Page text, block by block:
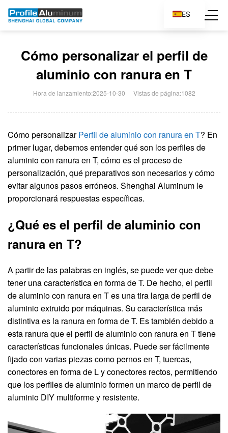
Cómo personalizar el perfil de
aluminio con ranura en T
Hora de lanzamiento:2025-10-30 Vistas de página:1082
Cómo personalizarPerfil de aluminio con ranura en T? En
primer lugar, debemos entender qué son los perfiles de
aluminio con ranura en T, cómo es el proceso de
personalización, qué preparativos son necesarios y cómo
evitar algunos pasos erróneos. Shenghai Aluminum le
proporcionará respuestas específicas.
¿Qué es el perfil de aluminio con
ranura en T?
A partir de las palabras en inglés, se puede ver que debe
tener una característica en forma de T. De hecho, el perfil
de aluminio con ranura en T es una tira larga de perfil de
aluminio extruido por máquinas. Su característica más
distintiva es la ranura en forma de T. Es también debido a
esta ranura que el perfil de aluminio con ranura en T tiene
características funcionales únicas. Puede ser fácilmente
fijado con varias piezas como pernos en T, tuercas,
conectores en forma de L y conectores rectos, permitiendo
que los perfiles de aluminio formen un marco de perfil de
aluminio DIY multiforme y resistente.
ES
EN